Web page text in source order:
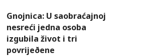
Gnojnica: U saobraćajnoj
nesreći jedna osoba
izgubila život i tri
povrijeðene